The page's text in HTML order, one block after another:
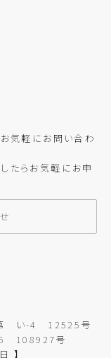
気軽にお問い合わ
たらお気軽にお申
第 い-4 12525号
108927号
】